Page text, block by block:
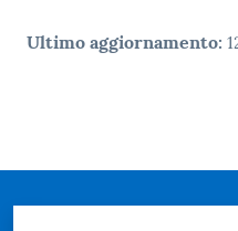
Ultimo aggiornamento: